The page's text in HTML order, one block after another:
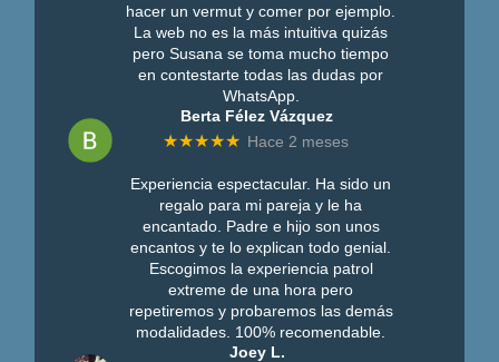
hacer un vermut y comer por ejemplo.
La web no es la más intuitiva quizás
pero Susana se toma mucho tiempo
en contestarte todas las dudas por
WhatsApp.
Berta Félez Vázquez
★★★★★ Hace 2 meses
Experiencia espectacular. Ha sido un
regalo para mi pareja y le ha
encantado. Padre e hijo son unos
encantos y te lo explican todo genial.
Escogimos la experiencia patrol
extreme de una hora pero
repetiremos y probaremos las demás
modalidades. 100% recomendable.
Joey L.